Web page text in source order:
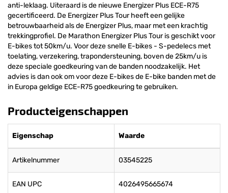
anti-leklaag. Uiteraard is de nieuwe Energizer Plus ECE-R75
gecertificeerd. De Energizer Plus Tour heeft een gelijke
betrouwbaarheid als de Energizer Plus, maar met een krachtig
trekkingprofiel. De Marathon Energizer Plus Tour is geschikt voor
E-bikes tot 50km/u. Voor deze snelle E-bikes - S-pedelecs met
toelating, verzekering, trapondersteuning, boven de 25km/u is
deze speciale goedkeuring van de banden noodzakelijk. Het
advies is dan ook om voor deze E-bikes de E-bike banden met de
in Europa geldige ECE-R75 goedkeuring te gebruiken.
Producteigenschappen
Eigenschap Waarde
Artikelnummer 03545225
EAN UPC 4026495665674